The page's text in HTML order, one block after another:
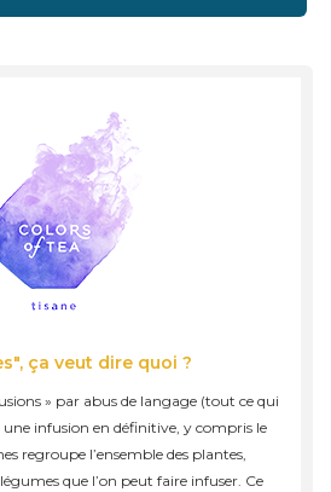
ça veut dire quoi ?
» par abus de langage (tout ce qui
une infusion en définitive, y compris le
regroupe l’ensemble des plantes,
que l’on peut faire infuser. Ce